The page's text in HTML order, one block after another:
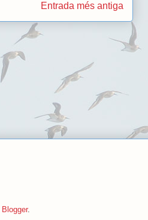
Entrada més antiga
Blogger.